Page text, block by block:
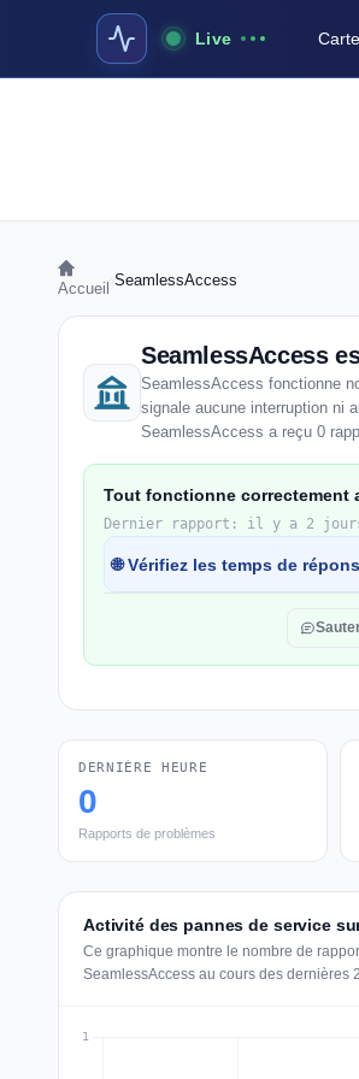
Live
Accueil SeamlessAccess
SeamlessAccess
SeamlessAccess fonctionne
signale aucune interruption ni
SeamlessAccess a reçu 0
Tout fonctionne correctement
Dernier rapport: il y a 2
🌐 Vérifiez les temps de
DERNIÈRE HEURE
0
Rapports de problèmes
Activité des pannes de service
Ce graphique montre le nombre de
SeamlessAccess au cours des dernières